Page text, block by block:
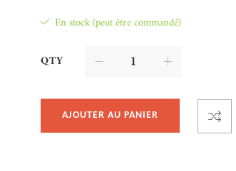
En stock (peut être commandé)
QTY
AJOUTER AU PANIER